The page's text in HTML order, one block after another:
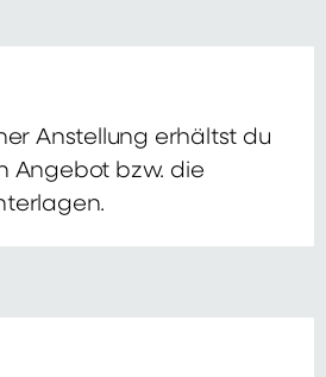
Anstellung erhältst du
Angebot bzw. die